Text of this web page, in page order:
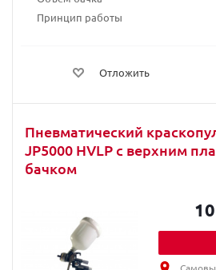
Принцип работы
Отложить
Пневматический
JP5000 HVLP c верхним
бачком